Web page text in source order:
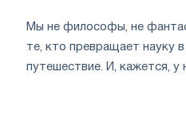
Мы не философы, не
те, кто превращает науку
путешествие. И, кажется, у